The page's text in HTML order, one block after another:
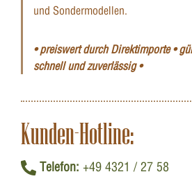
und Sondermodellen.
• preiswert durch Direktimporte •
schnell und zuverlässig •
Kunden-Hotline:
Telefon: +49 4321 / 27 58